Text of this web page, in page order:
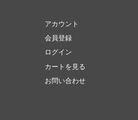
アカウント
会員登録
ログイン
カートを見る
お問い合わせ